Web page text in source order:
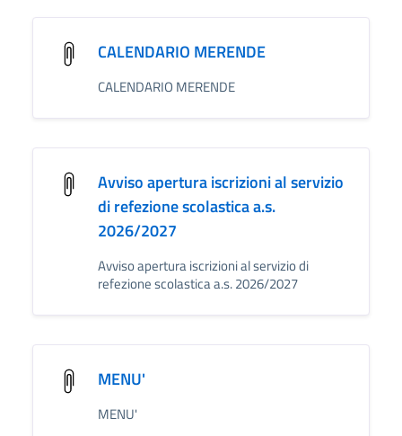
CALENDARIO MERENDE
CALENDARIO MERENDE
Avviso apertura iscrizioni al servizio
di refezione scolastica a.s.
2026/2027
Avviso apertura iscrizioni al servizio di
refezione scolastica a.s. 2026/2027
MENU'
MENU'